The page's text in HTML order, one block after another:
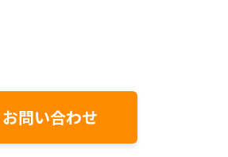
お問い合わせ